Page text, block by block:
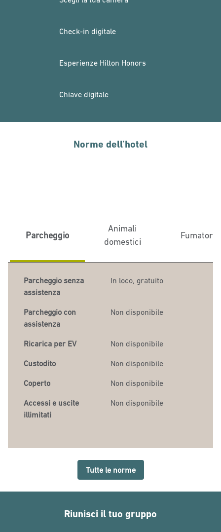
Check-in digitale
Esperienze Hilton Honors
Chiave digitale
Norme dell’hotel
Parcheggio
Animali
domestici
Fumatori
Parcheggio senza
assistenza
In loco, gratuito
Parcheggio con
assistenza
Non disponibile
Ricarica per EV Non disponibile
Custodito Non disponibile
Coperto Non disponibile
Accessi e uscite
illimitati
Non disponibile
Tutte le norme
Riunisci il tuo gruppo